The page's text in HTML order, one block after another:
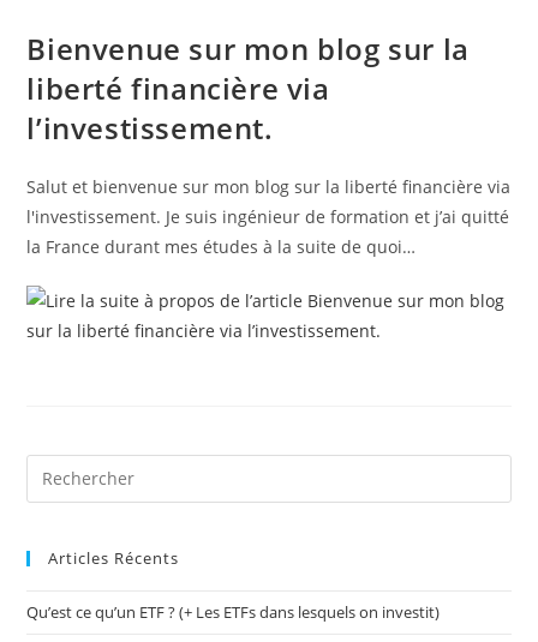
Bienvenue sur mon blog sur la
liberté financière via
l’investissement.
Salut et bienvenue sur mon blog sur la liberté financière via
l'investissement. Je suis ingénieur de formation et j’ai quitté
la France durant mes études à la suite de quoi…
Articles Récents
Qu’est ce qu’un ETF ? (+ Les ETFs dans lesquels on investit)